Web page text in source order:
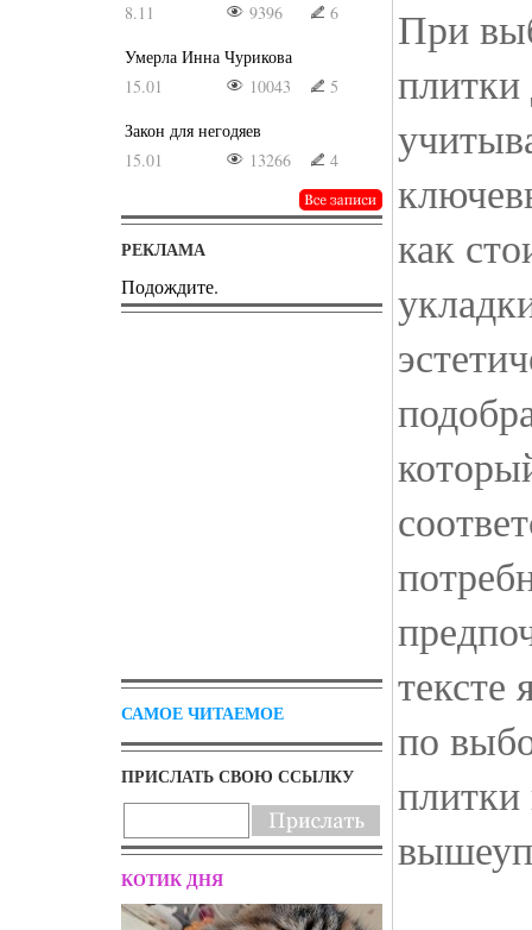
8.11
9396
6
Умерла Инна Чурикова
15.01
10043
5
Закон для негодяев
15.01
13266 4
РЕКЛАМА
Подождите.
САМОЕ ЧИТАЕМОЕ
ПРИСЛАТЬ СВОЮ ССЫЛКУ
КОТИК ДНЯ
При
как
тексте
по
плитки